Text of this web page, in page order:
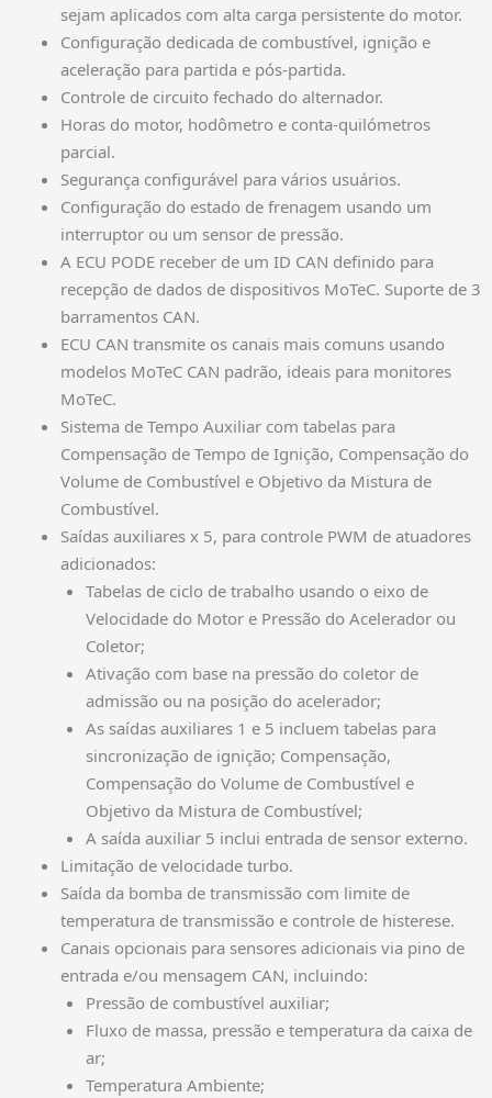
sejam aplicados com alta carga persistente do motor.
Configuração dedicada de combustível, ignição e
aceleração para partida e pós-partida.
Controle de circuito fechado do alternador.
Horas do motor, hodômetro e conta-quilómetros
parcial.
Segurança configurável para vários usuários.
Configuração do estado de frenagem usando um
interruptor ou um sensor de pressão.
A ECU PODE receber de um ID CAN definido para
recepção de dados de dispositivos MoTeC. Suporte de 3
barramentos CAN.
ECU CAN transmite os canais mais comuns usando
modelos MoTeC CAN padrão, ideais para monitores
MoTeC.
Sistema de Tempo Auxiliar com tabelas para
Compensação de Tempo de Ignição, Compensação do
Volume de Combustível e Objetivo da Mistura de
Combustível.
Saídas auxiliares x 5, para controle PWM de atuadores
adicionados:
Tabelas de ciclo de trabalho usando o eixo de
Velocidade do Motor e Pressão do Acelerador ou
Coletor;
Ativação com base na pressão do coletor de
admissão ou na posição do acelerador;
As saídas auxiliares 1 e 5 incluem tabelas para
sincronização de ignição; Compensação,
Compensação do Volume de Combustível e
Objetivo da Mistura de Combustível;
A saída auxiliar 5 inclui entrada de sensor externo.
Limitação de velocidade turbo.
Saída da bomba de transmissão com limite de
temperatura de transmissão e controle de histerese.
Canais opcionais para sensores adicionais via pino de
entrada e/ou mensagem CAN, incluindo:
Pressão de combustível auxiliar;
Fluxo de massa, pressão e temperatura da caixa de
ar;
Temperatura Ambiente;